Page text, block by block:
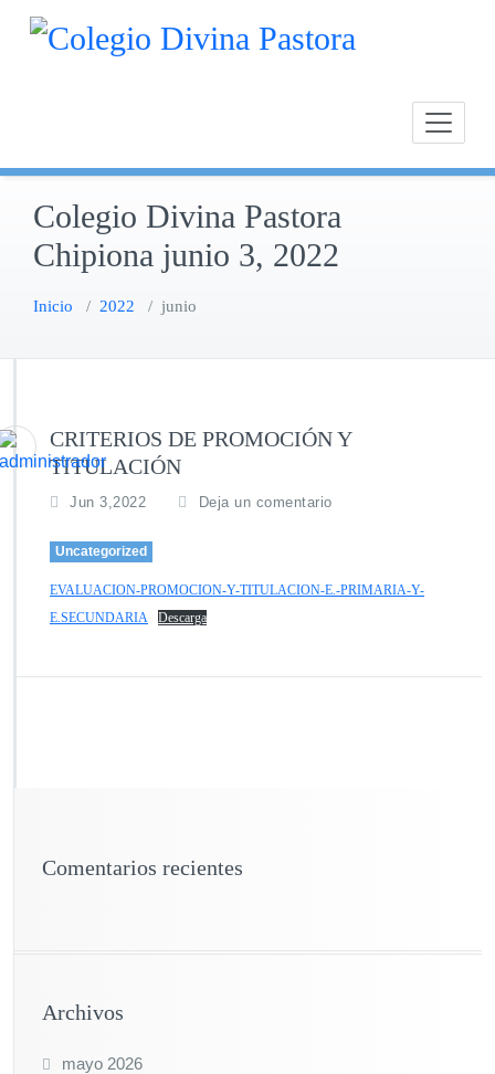
Saltar
Colegio Divina Pastora
Chipiona junio 3, 2022
Inicio / 2022 / junio
CRITERIOS DE PROMOCIÓN Y
TITULACIÓN
Jun 3,2022 Deja un comentario
Uncategorized
EVALUACION-PROMOCION-Y-TITULACION-E.-PRIMARIA-Y-
E.SECUNDARIA
Descarga
Comentarios recientes
Archivos
mayo 2026